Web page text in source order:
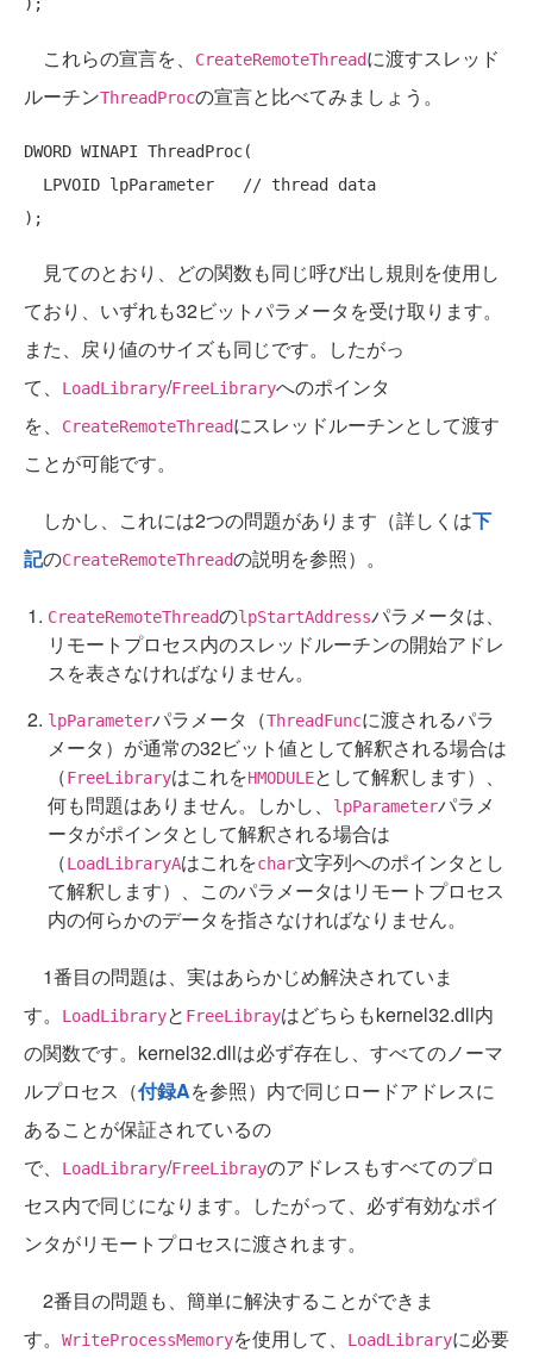
これらの宣言を、 CreateRemoteThreadに渡すスレッド
ルーチンThreadProcの宣言と比べてみましょう。
DWORD WINAPI ThreadProc(
  LPVOID lpParameter
// thread data
見てのとおり、どの関数も同じ呼び出し規則を使用し
ており、いずれも32ビットパラメータを受け取ります。
また、戻り値のサイズも同じです。したがっ
て、
LoadLibrary/FreeLibraryへのポインタ
を、
CreateRemoteThreadにスレッドルーチンとして渡す
ことが可能です。
しかし、これには2つの問題があります（詳しくは下
記のCreateRemoteThreadの説明を参照）。
CreateRemoteThreadのlpStartAddressパラメータは、
リモートプロセス内のスレッドルーチンの開始アドレ
スを表さなければなりません。
lpParameterパラメータ（ThreadFuncに渡されるパラ
メータ）が通常の32ビット値として解釈される場合は
（FreeLibraryはこれをHMODULEとして解釈します）、
何も問題はありません。しかし、
lpParameterパラメ
ータがポインタとして解釈される場合は
（LoadLibraryAはこれをchar文字列へのポインタとし
て解釈します）、このパラメータはリモートプロセス
内の何らかのデータを指さなければなりません。
1番目の問題は、実はあらかじめ解決されていま
す。
LoadLibraryと FreeLibrayはどちらもkernel32.dll内
の関数です。kernel32.dllは必ず存在し、すべてのノーマ
ルプロセス（付録Aを参照）内で同じロードアドレスに
あることが保証されているの
で、
LoadLibrary/FreeLibrayのアドレスもすべてのプロ
セス内で同じになります。したがって、必ず有効なポイ
ンタがリモートプロセスに渡されます。
2番目の問題も、簡単に解決することができま
す。
WriteProcessMemoryを使用して、 LoadLibraryに必要